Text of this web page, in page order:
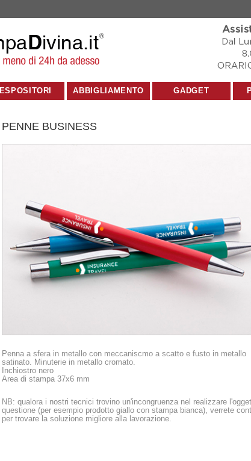
ESPOSITORI ABBIGLIAMENTO GADGET
PENNE BUSINESS
Penna a sfera in metallo con meccaniscmo a scatto e fusto in metallo
satinato. Minuterie in metallo cromato.
Inchiostro nero
Area di stampa 37x6 mm
NB: qualora i nostri tecnici trovino un'incongruenza nel realizzare
questione (per esempio prodotto giallo con stampa bianca), verrete
per trovare la soluzione migliore alla lavorazione.